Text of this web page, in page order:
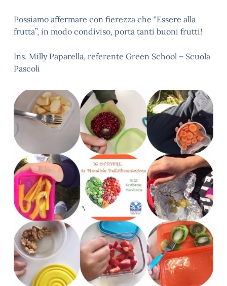
Possiamo affermare con fierezza che “Essere alla
frutta”, in modo condiviso, porta tanti buoni frutti!
Ins. Milly Paparella, referente Green School – Scuola
Pascoli